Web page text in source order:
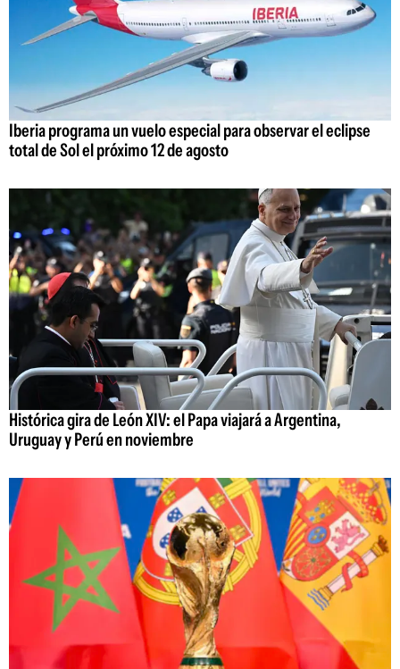
Iberia programa un vuelo especial para observar el eclipse
total de Sol el próximo 12 de agosto
Histórica gira de León XIV: el Papa viajará a Argentina,
Uruguay y Perú en noviembre